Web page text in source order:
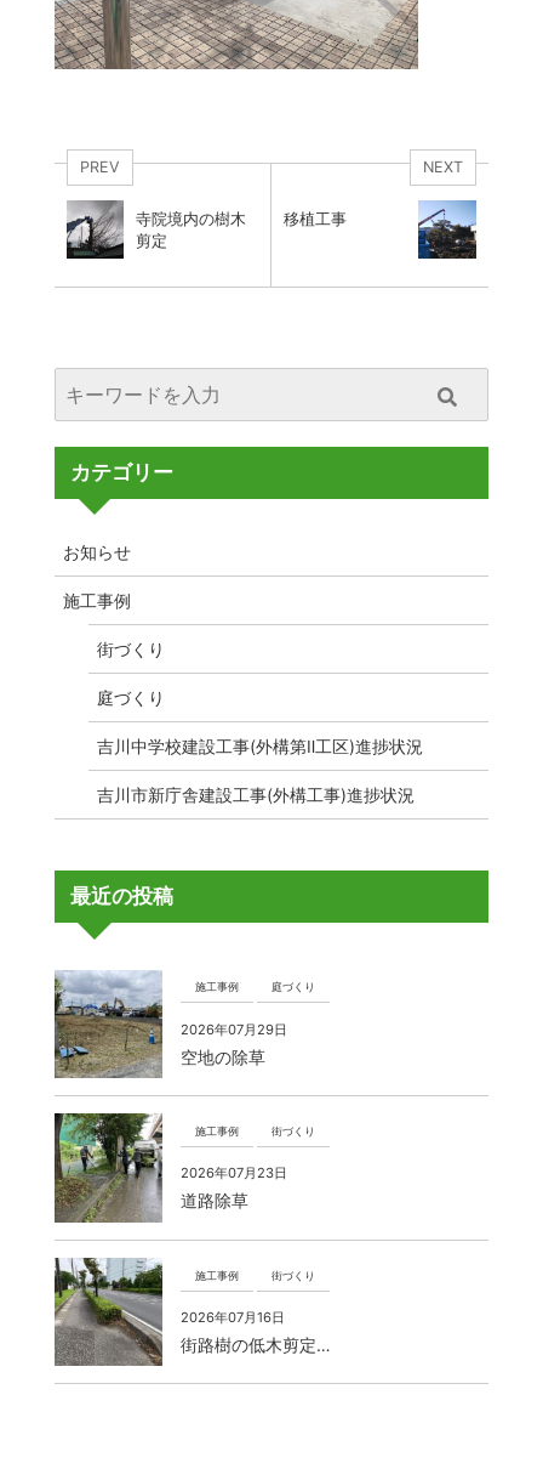
PREV
寺院境内の樹木
剪定
NEXT
移植工事
カテゴリー
お知らせ
施工事例
街づくり
庭づくり
吉川中学校建設工事(外構第Ⅱ工区)進捗状況
吉川市新庁舎建設工事(外構工事)進捗状況
最近の投稿
施工事例 庭づくり
2026年07月29日
空地の除草
施工事例 街づくり
2026年07月23日
道路除草
施工事例 街づくり
2026年07月16日
街路樹の低木剪定…